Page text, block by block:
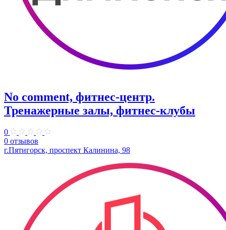
No comment, фитнес-центр.
Тренажерные залы, фитнес-клубы
0
0 отзывов
г.Пятигорск, проспект Калинина, 98